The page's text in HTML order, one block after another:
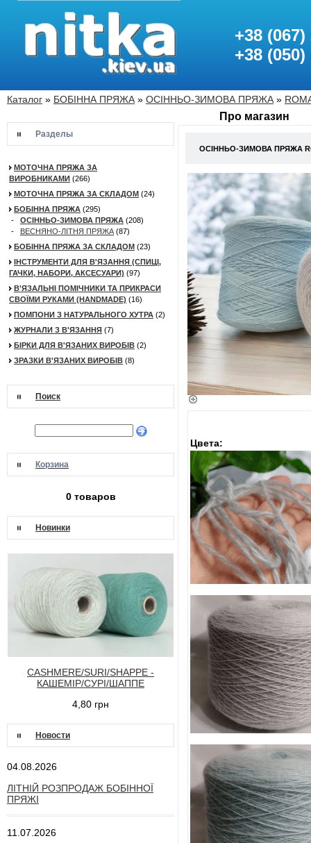
+38 (067)
+38 (050)
Каталог » БОБІННА ПРЯЖА » ОСІННЬО-ЗИМОВА ПРЯЖА »
Разделы
МОТОЧНА ПРЯЖА ЗА
ВИРОБНИКАМИ (266)
МОТОЧНА ПРЯЖА ЗА СКЛАДОМ (24)
БОБІННА ПРЯЖА (295)
- ОСІННЬО-ЗИМОВА ПРЯЖА (208)
- ВЕСНЯНО-ЛІТНЯ ПРЯЖА (87)
БОБІННА ПРЯЖА ЗА СКЛАДОМ (23)
ІНСТРУМЕНТИ ДЛЯ В'ЯЗАННЯ (СПИЦІ,
ГАЧКИ, НАБОРИ, АКСЕСУАРИ) (97)
В'ЯЗАЛЬНІ ПОМІЧНИКИ ТА ПРИКРАСИ
СВОЇМИ РУКАМИ (HANDMADE) (16)
ПОМПОНИ З НАТУРАЛЬНОГО ХУТРА (2)
ЖУРНАЛИ З В'ЯЗАННЯ (7)
БІРКИ ДЛЯ В'ЯЗАНИХ ВИРОБІВ (2)
ЗРАЗКИ В'ЯЗАНИХ ВИРОБІВ (8)
Поиск
Корзина
0 товаров
Новинки
CASHMERE/SURI/SHAPPE -
КАШЕМІР/СУРІ/ШАППЕ
4,80 грн
Новости
04.08.2026
ЛІТНІЙ РОЗПРОДАЖ БОБІННОЇ
ПРЯЖІ
11.07.2026
Про магазин
ОСІННЬО-ЗИМОВА ПРЯЖА
Цвета: